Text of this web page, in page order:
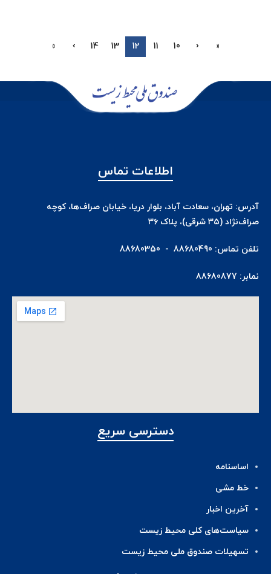
«
‹
10
11
12
13
14
›
»
اطلاعات تماس
آدرس: تهران، سعادت آباد، بلوار دریا، خیابان صراف‌ها، کوچه
صراف‌نژاد (۳۵ شرقی)، پلاک ۳۶
تلفن تماس: 88680490 - 88680350
نمابر: 88680877
دسترسی سریع
اساسنامه
خط مشی
آخرین اخبار
ﺳﯿﺎﺳﺖ‌ﻫﺎی ﮐﻠﯽ ﻣﺤﯿﻂ زﯾﺴﺖ
تسهیلات صندوق ملی محیط زیست